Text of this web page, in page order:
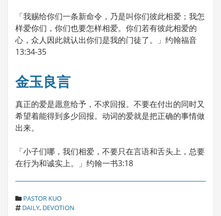
「我赐给你们一条新命令，乃是叫你们彼此相爱；我怎
样爱你们，你们也要怎样相爱。你们若有彼此相爱的
心，众人因此就认出你们是我的门徒了。」约翰福音
13:34-35
金玉良言
真正的爱是愿意给予，不求回报。不要在付出的同时又
希望着能得到多少回报。动词的爱就是把正确的事情做
出来。
「小子们哪，我们相爱，不要只在言语和舌头上，总要
在行为和诚实上。」约翰一书3:18
C
A
PASTOR KUO
T
DAILY, DEVOTION